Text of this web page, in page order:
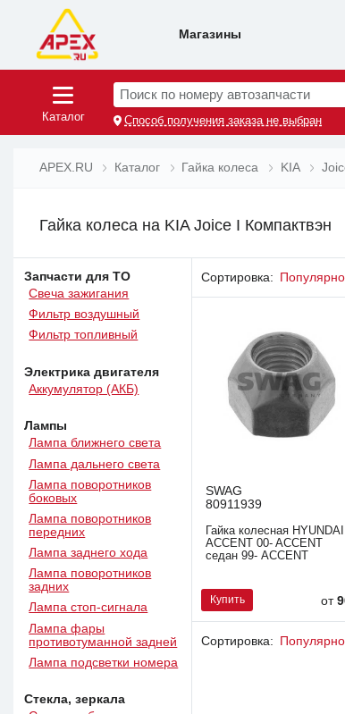
Магазины
Каталог
Поиск по номеру автозапчасти
Способ получения заказа не выбран
APEX.RU Каталог Гайка колеса KIA
Гайка колеса на KIA Joice I Компактвэн
Запчасти для ТО
Свеча зажигания
Фильтр воздушный
Фильтр топливный
Электрика двигателя
Аккумулятор (АКБ)
Лампы
Лампа ближнего света
Лампа дальнего света
Лампа поворотников
боковых
Лампа поворотников
передних
Лампа заднего хода
Лампа поворотников
задних
Лампа стоп-сигнала
Лампа фары
противотуманной задней
Лампа подсветки номера
Стекла, зеркала
Сортировка:
SWAG
80911939
Гайка колесная HYUNDAI
ACCENT 00- ACCENT
седан 99- ACCENT
Купить от
Сортировка: